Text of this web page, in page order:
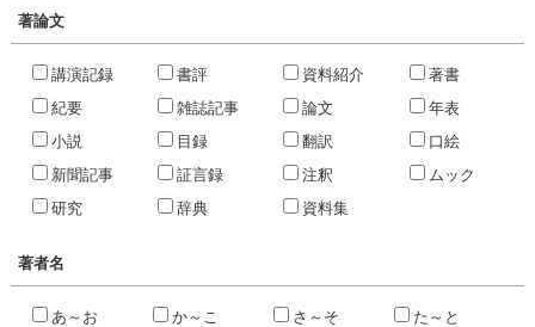
著論文
講演記録 書評 資料紹介
著書
紀要
雑誌記事 論文
年表
小説
目録 翻訳
口絵
新聞記事
証言録 注釈
ムック
研究
辞典 資料集
著者名
あ～お か～こ さ～そ
た～と